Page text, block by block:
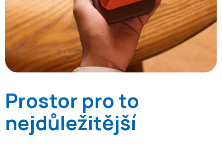
Prostor pro to
nejdůležitější